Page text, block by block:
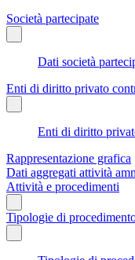
Società partecipate
Dati società
Enti di diritto privato
Enti di diritto
Rappresentazione grafica
Dati aggregati attività
Attività e procedimenti
Tipologie di